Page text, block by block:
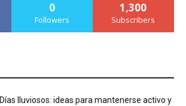
0
Followers
1,300
Subscribers
Días lluviosos: ideas para mantenerse activo y